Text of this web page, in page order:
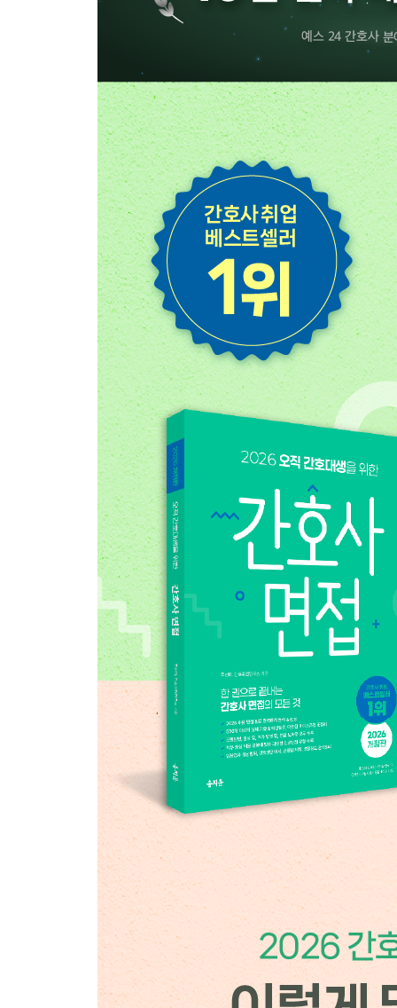
- 혈액계
- 신경계
- 소화기계
- 내분비계
- 비뇨기계
- 근골겨계 / 생식기계 / 감각계
- 응급 / 화상
- 성인간호 기타
기타간호
약물계산
2. 상황면접
임상실무 관련 상황
- 활력징후
- 투약
- 수혈
- 안전
- 호흡기계
- 심혈관계
- 신경계
- 소화기계
- 내분비계
- 비뇨기계
- 응급
환자/보호자 관련 상황
임상사례 관련 상황
- 임상사례 (호흡기계)
- 임상사례 (심혈관계)
- 임상사례 (혈액계)
- 임상사례 (신경계)
- 임상사례 (소화기계)
- 임상사례 (비뇨기계)
우선순위 관련 상황
- CPR
- 수혈